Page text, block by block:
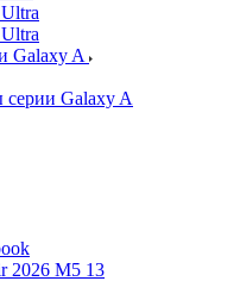
Galaxy A
Galaxy A
2026 M5 13